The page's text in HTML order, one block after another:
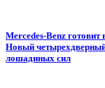
Mercedes-Benz
Новый
лошадиных сил